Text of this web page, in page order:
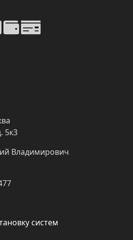
5к3
Владимирович
систем